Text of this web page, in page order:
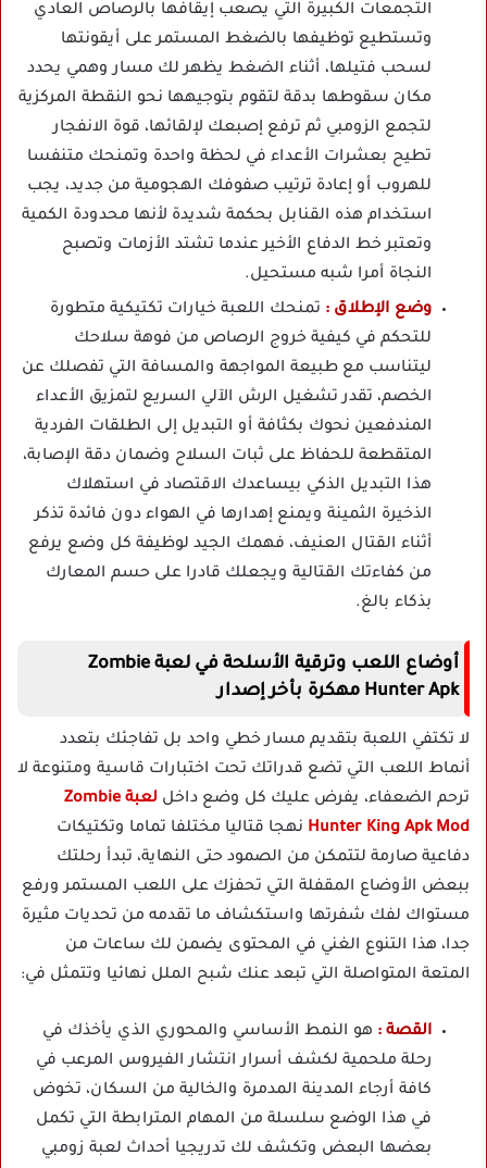
التجمعات الكبيرة التي يصعب إيقافها بالرصاص العادي
وتستطيع توظيفها بالضغط المستمر على أيقونتها
لسحب فتيلها، أثناء الضغط يظهر لك مسار وهمي يحدد
مكان سقوطها بدقة لتقوم بتوجيهها نحو النقطة المركزية
لتجمع الزومبي ثم ترفع إصبعك لإلقائها، قوة الانفجار
تطيح بعشرات الأعداء في لحظة واحدة وتمنحك متنفسا
للهروب أو إعادة ترتيب صفوفك الهجومية من جديد، يجب
استخدام هذه القنابل بحكمة شديدة لأنها محدودة الكمية
وتعتبر خط الدفاع الأخير عندما تشتد الأزمات وتصبح
النجاة أمرا شبه مستحيل.
وضع الإطلاق : تمنحك اللعبة خيارات تكتيكية متطورة
للتحكم في كيفية خروج الرصاص من فوهة سلاحك
ليتناسب مع طبيعة المواجهة والمسافة التي تفصلك عن
الخصم، تقدر تشغيل الرش الآلي السريع لتمزيق الأعداء
المندفعين نحوك بكثافة أو التبديل إلى الطلقات الفردية
المتقطعة للحفاظ على ثبات السلاح وضمان دقة الإصابة،
هذا التبديل الذكي بيساعدك الاقتصاد في استهلاك
الذخيرة الثمينة ويمنع إهدارها في الهواء دون فائدة تذكر
أثناء القتال العنيف، فهمك الجيد لوظيفة كل وضع يرفع
من كفاءتك القتالية ويجعلك قادرا على حسم المعارك
بذكاء بالغ.
أوضاع اللعب وترقية الأسلحة في لعبة Zombie
Hunter Apk مهكرة بأخر إصدار
لا تكتفي اللعبة بتقديم مسار خطي واحد بل تفاجئك بتعدد
أنماط اللعب التي تضع قدراتك تحت اختبارات قاسية ومتنوعة لا
ترحم الضعفاء، يفرض عليك كل وضع داخل
لعبة Zombie
Hunter King Apk Mod نهجا قتاليا مختلفا تماما وتكتيكات
دفاعية صارمة لتتمكن من الصمود حتى النهاية، تبدأ رحلتك
ببعض الأوضاع المقفلة التي تحفزك على اللعب المستمر ورفع
مستواك لفك شفرتها واستكشاف ما تقدمه من تحديات مثيرة
جدا، هذا التنوع الغني في المحتوى يضمن لك ساعات من
المتعة المتواصلة التي تبعد عنك شبح الملل نهائيا وتتمثل في:
القصة : هو النمط الأساسي والمحوري الذي يأخذك في
رحلة ملحمية لكشف أسرار انتشار الفيروس المرعب في
كافة أرجاء المدينة المدمرة والخالية من السكان، تخوض
في هذا الوضع سلسلة من المهام المترابطة التي تكمل
بعضها البعض وتكشف لك تدريجيا أحداث لعبة زومبي